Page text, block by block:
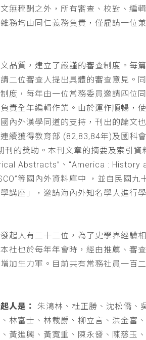
無稿酬之外，所有審查、校對、編
務均由同仁義務負責，僅雇請一位
品質，建立了嚴謹的審查制度。每
二位審查人提出具體的審查意見。
度，每年由一位常務委員邀請四位
責全年編輯作業。由於運作順暢，
內外漢學同道的支持，刊出的論文
續獲得教育部 (82,83,84年)及國科
刊的獎助。本刊文章的摘要及索引資
Abstracts”、“America : History
等國內外資料庫中 ，並自民國九
講座」，邀請海內外知名學人進行
發起人有二十二位，為了史學界經驗
社也於每年年會時，經由推薦、審
加生力軍。目前共有常務社員一百
人是：
朱鴻林、杜正勝、沈松僑、
林富士、林載爵、柳立言、洪金富
黃進興、黃寬重、陳永發、陳慈玉